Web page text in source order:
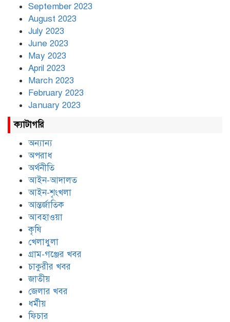
September 2023
August 2023
July 2023
June 2023
May 2023
April 2023
March 2023
February 2023
January 2023
ক্যাটাগরি
অন্যান্য
অপরাধ
অর্থনীতি
আইন-আদালত
আইন-শৃংখলা
আন্তর্জাতিক
আবহাওয়া
কৃষি
খেলাধুলা
গ্রাম-গঞ্জের খবর
চাকুরীর খবর
জাতীয়
জেলার খবর
ধর্মীয়
ফিচার